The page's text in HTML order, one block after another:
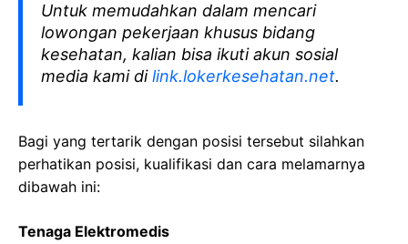
Untuk memudahkan dalam mencari
lowongan pekerjaan khusus bidang
kesehatan, kalian bisa ikuti akun sosial
media kami dilink.lokerkesehatan.net.
Bagi yang tertarik dengan posisi tersebut silahkan
perhatikan posisi, kualifikasi dan cara melamarnya
dibawah ini:
Tenaga Elektromedis